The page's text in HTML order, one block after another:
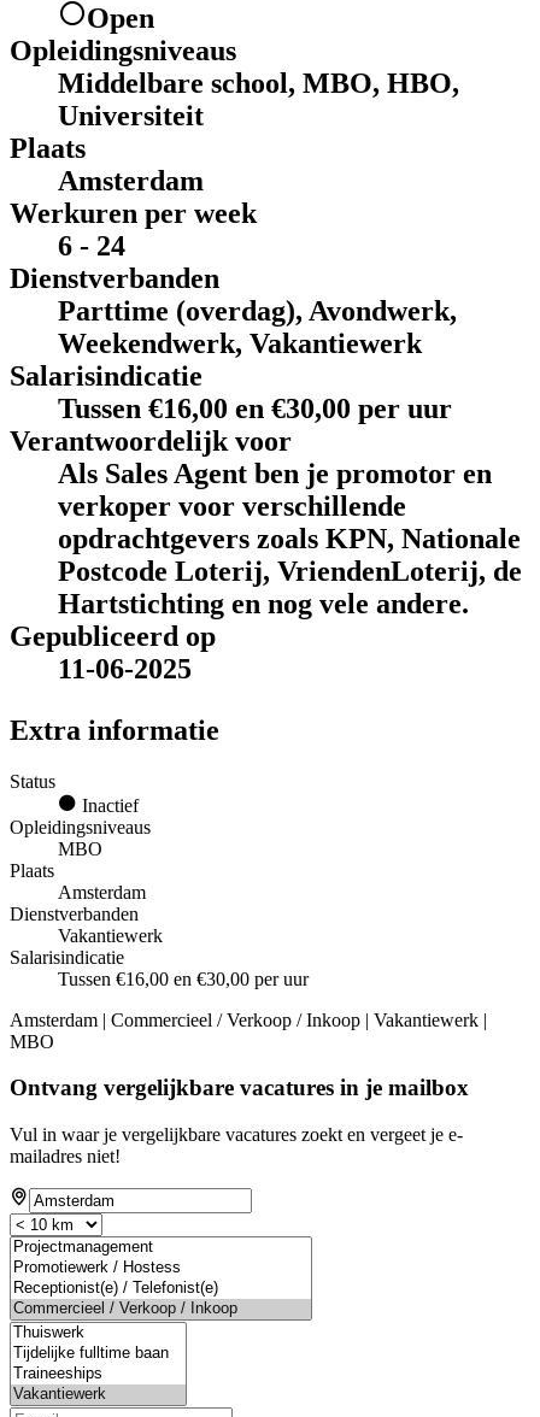
Open
Opleidingsniveaus
Middelbare school, MBO, HBO,
Universiteit
Plaats
Amsterdam
Werkuren per week
6 - 24
Dienstverbanden
Parttime (overdag), Avondwerk,
Weekendwerk, Vakantiewerk
Salarisindicatie
Tussen €16,00 en €30,00 per uur
Verantwoordelijk voor
Als Sales Agent ben je promotor en
verkoper voor verschillende
opdrachtgevers zoals KPN, Nationale
Postcode Loterij, VriendenLoterij, de
Hartstichting en nog vele andere.
Gepubliceerd op
11-06-2025
Extra informatie
Status
Inactief
Opleidingsniveaus
MBO
Plaats
Amsterdam
Dienstverbanden
Vakantiewerk
Salarisindicatie
Tussen €16,00 en €30,00 per uur
Amsterdam | Commercieel / Verkoop / Inkoop | Vakantiewerk |
MBO
Ontvang vergelijkbare vacatures in je mailbox
Vul in waar je vergelijkbare vacatures zoekt en vergeet je e-
mailadres niet!